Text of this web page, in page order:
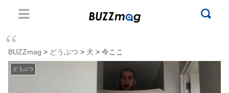
BUZZmag > どうぶつ > 犬 > 今ここ
どうぶつ